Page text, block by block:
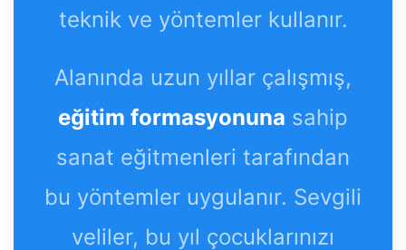
teknik ve yöntemler kullanır.
Alanında uzun yıllar çalışmış,
eğitim formasyonuna sahip
sanat eğitmenleri tarafından
bu yöntemler uygulanır. Sevgili
veliler, bu yıl çocuklarınızı